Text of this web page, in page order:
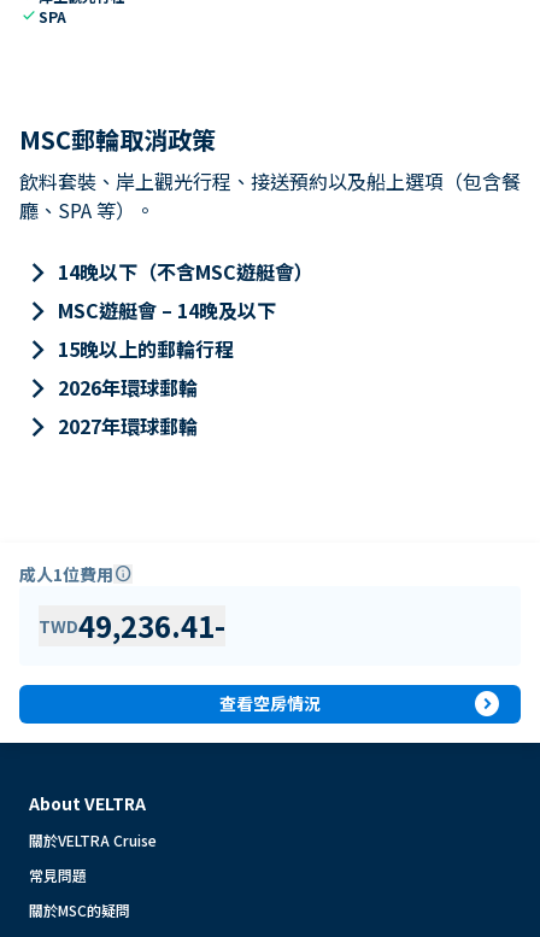
checkSPA
MSC郵輪取消政策
飲料套裝、岸上觀光行程、接送預約以及船上選項（包含餐
廳、SPA 等）。
keyboard_arrow_right 14晚以下（不含MSC遊艇會）
keyboard_arrow_right MSC遊艇會 – 14晚及以下
keyboard_arrow_right 15晚以上的郵輪行程
keyboard_arrow_right 2026年環球郵輪
keyboard_arrow_right 2027年環球郵輪
成人1位費用info
TWD49,236.41-
查看空房情況 expand_circle_right
About VELTRA
關於VELTRA Cruise
常見問題
關於MSC的疑問